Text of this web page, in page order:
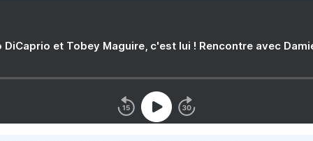
DiCaprio et Tobey Maguire, c'est lui ! Rencontre avec